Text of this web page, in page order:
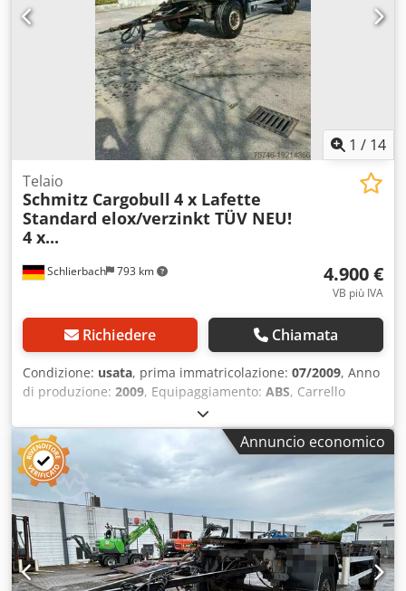
1 / 14
Schlierbach 793 km
Telaio
Schmitz Cargobull 4 x Lafette
Standard elox/verzinkt TÜV NEU!
4 x...
4.900 €
VB più IVA
Richiedere Chiamata
Condizione: usata, prima immatricolazione: 07/2009, Anno
di produzione: 2009, Equipaggiamento: ABS, Carrello
SCHMITZ GOTHA BDF zincato standard • 4 pezzi disponibili
• Timone regolabile in lunghezza di 600 mm • Peso: 18.000
kg • Peso a vuoto: 2.700 kg • 2 assali SAF da 9 tonnellate •
completamente sospeso ad aria • Pneumatici: 385/65 R
22.5 • ottimo profilo! • telaio zincato/anodizzato • Sistema di
sollevamento/abbassamento • Tifosi tedeschi!
Chjdpfxewmpa Tj Ah Ssa • Di prima mano! • HU/ TÜV / SP:
NOVITÀ! Salvo errori e vendita precedente! = Ulteriori
informazioni = Danni: nessuno = Ulteriori informazioni =
Carico utile: 18.000 kg Danni: nessuno
Annuncio economico